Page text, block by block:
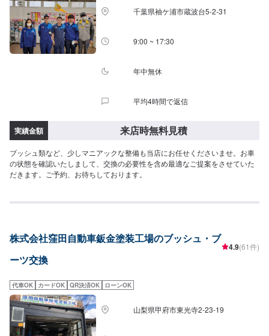
千葉県袖ケ浦市蔵波台5-2-31
9:00 ~ 17:30
年中無休
平均4時間で返信
実績金額 来店時無料見積
ブッシュ類など、少しマニアックな整備も当店にお任せくださいませ。お車
の状態を確認いたしまして、交換の必要性を含め最適なご提案をさせていた
だきます。ご予約、お待ちしております。
株式会社窪田自動車鈑金塗装工場のブッシュ・ブ
ーツ交換
4.9(61件)
代車OK カードOK QR決済OK ローンOK
山梨県甲府市東光寺2-23-19